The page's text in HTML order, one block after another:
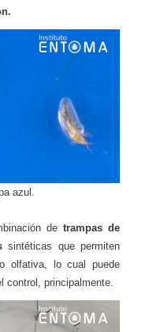
azul.
de trampas de
sintéticas que permiten
olfativa, lo cual puede
control, principalmente.